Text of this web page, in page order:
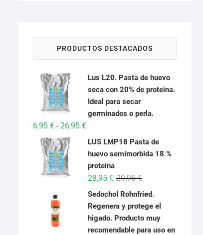
PRODUCTOS DESTACADOS
Lus L20. Pasta de huevo
seca con 20% de proteina.
Ideal para secar
germinados o perla.
6,95 € - 26,95 €Rango
de
precios:
desde
6,95 €
hasta
26,95 €
LUS LMP18 Pasta de
huevo semimorbida 18 %
proteina
29,95€El
precio
original
era:
29,95 €.
28,95 €
El
precio
actual
es:
28,95 €.
Sedochol Rohnfried.
Regenera y protege el
higado. Producto muy
recomendable para uso en